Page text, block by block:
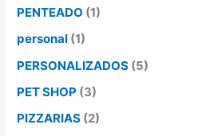
PENTEADO (1)
personal (1)
PERSONALIZADOS (5)
PET SHOP (3)
PIZZARIAS (2)